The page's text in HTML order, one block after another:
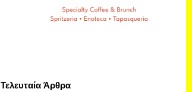
Τελευταία Άρθρα